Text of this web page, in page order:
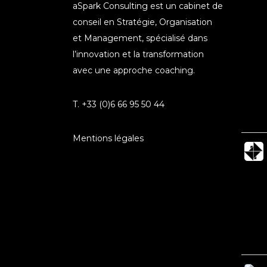
aSpark Consulting est un cabinet de
conseil en Stratégie, Organisation
et Management, spécialisé dans
l’innovation et la transformation
avec une approche coaching.
T. +33 (0)6 66 95 50 44
Mentions légales